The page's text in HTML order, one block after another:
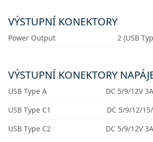
VÝSTUPNÍ KONEKTORY
Power Output 2 (USB
VÝSTUPNÍ KONEKTORY
USB Type A
DC 5/9/12V
USB Type C1
DC 5/9/12/
USB Type C2
DC 5/9/12V